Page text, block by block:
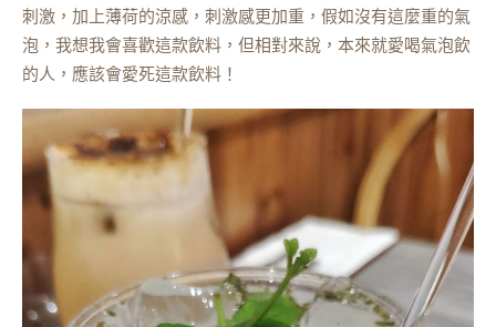
刺激，加上薄荷的涼感，刺激感更加重，假如沒有這麼重的氣
泡，我想我會喜歡這款飲料，但相對來說，本來就愛喝氣泡飲
的人，應該會愛死這款飲料！